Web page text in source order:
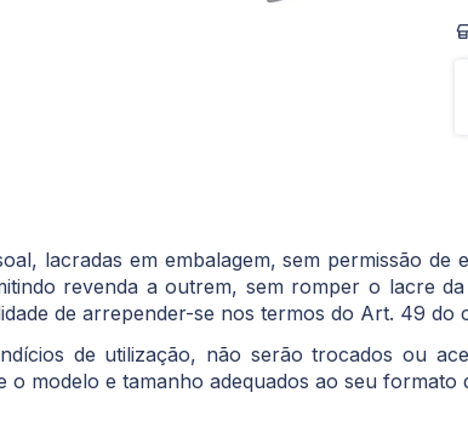
lacradas em embalagem, sem permissão de
revenda a outrem, sem romper o lacre
de arrepender-se nos termos do Art. 49 do
de utilização, não serão trocados ou
modelo e tamanho adequados ao seu formato